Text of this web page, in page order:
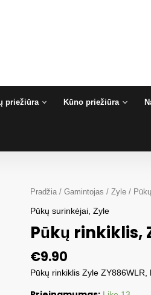
priežiūra Kūno priežiūra
Pradžia /Gamintojas /Zyle /
Pūkų surinkėjai ,Zyle
Pūkų rinkiklis,
€9.90
Pūkų rinkiklis Zyle ZY886WLR,